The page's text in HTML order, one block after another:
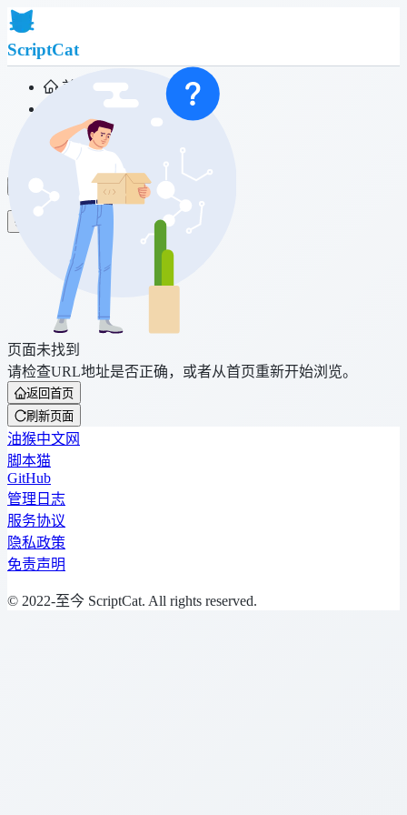
ScriptCat
首页
脚本列表
浏览器扩展
页面未找到
请检查URL地址是否正确，或者从首页重新开始浏览。
返回首页
刷新页面
油猴中文网
脚本猫
GitHub
管理日志
服务协议
隐私政策
免责声明
© 2022-至今 ScriptCat. All rights reserved.